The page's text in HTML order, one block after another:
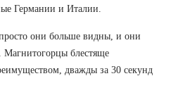
Германии и Италии.
они больше видны, и они
Магнитогорцы блестяще
дважды за 30 секунд